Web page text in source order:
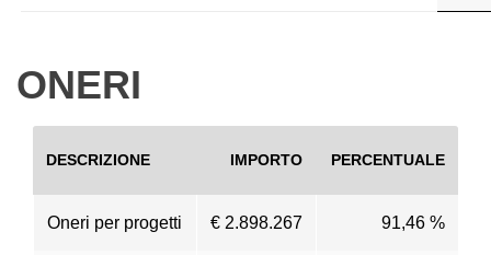
ONERI
DESCRIZIONE IMPORTO PERCENTUALE
Oneri per progetti € 2.898.267 91,46 %